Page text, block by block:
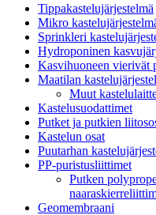
Tippakastelujärjestelmä
Mikro
Sprinkleri
Hydroponinen
Kasvihuoneen vierivät
Maatilan
Muut
Kastelusuodattimet
Putket ja putkien
Kastelun osat
Puutarhan
PP-puristusliittimet
Putken
Geomembraani